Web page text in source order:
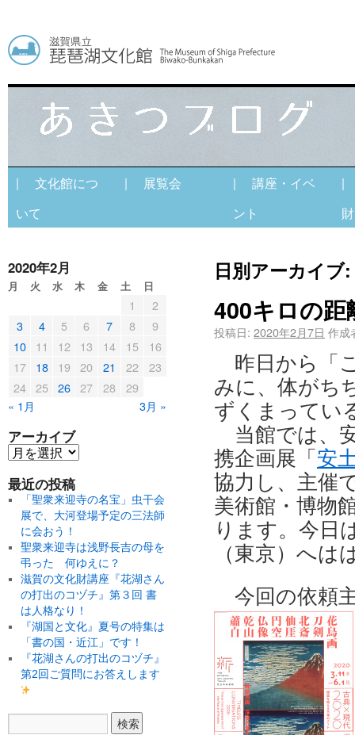
| 文化館につ
いて
| 展覧会
| 講座・イベ
ント
|
財
日別アーカイブ:
400キロの
投稿日: 2020年2月7日 作成
昨日から「
みに、体がち
ずくまってい
当館では、
携企画展「 安
協力し、主催
美術館・博物
ります。 今日
（東京）へは
今回の依頼
2020年2月
月 火 水 木 金 土 日
« 1月 3月 »
1
2
3
4 5 6 7 8
9
10
11 12 13 14 15
16
17
18 19 20 21 22
23
24
25 26 27 28 29
アーカイブ
最近の投稿
「聖衆来迎寺の名宝」虫干会
展で、大河登場予定の三法師
に会おう！
聖衆来迎寺は浅野長吉の母を
弔った 何ゆえに？
滋賀の文化財講座『花湖さん
の打出のコヅチ』第３回 書
は人格なり！
『湖国と文化』夏号の特集は
「書の国・近江」です！
『花湖さんの打出のコヅチ』
第2回ご質問にお答えします